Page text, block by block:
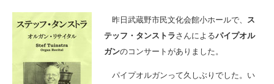
昨日武蔵野市民文化会館小ホールで、 ス
テッフ・タンストラさんによるパイプオル
ガンのコンサートがありました。
パイプオルガンって久しぶりでした。い
ブログ一覧ページ
料金一覧 new